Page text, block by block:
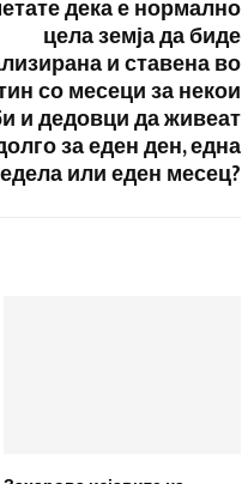
дека е нормално
цела земја да биде
и ставена во
со месеци за некои
и дедовци да живеат
за еден ден, една
или еден месец?